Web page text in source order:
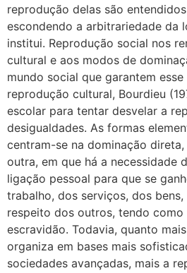
reprodução delas são
escondendo a arbitrariedade da
institui. Reprodução social nos
cultural e aos modos de
mundo social que garantem
reprodução cultural, Bourdieu
escolar para tentar desvelar a
desigualdades. As formas
centram-se na dominação
outra, em que há a necessidade
ligação pessoal para que se
trabalho, dos serviços, dos bens,
respeito dos outros, tendo como
escravidão. Todavia, quanto
organiza em bases mais
sociedades avançadas, mais a